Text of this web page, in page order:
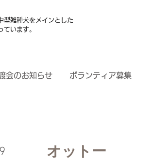
型雑種犬をメインとした
ています。
会のお知らせ ボランティア募集
オットー